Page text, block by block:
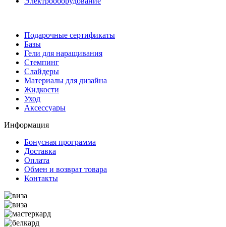
Подарочные сертификаты
Базы
Гели для наращивания
Стемпинг
Слайдеры
Материалы для дизайна
Жидкости
Уход
Аксессуары
Информация
Бонусная программа
Доставка
Оплата
Обмен и возврат товара
Контакты